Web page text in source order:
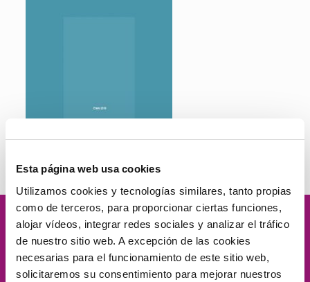
Esta página web usa cookies
Utilizamos cookies y tecnologías similares, tanto propias
como de terceros, para proporcionar ciertas funciones,
alojar vídeos, integrar redes sociales y analizar el tráfico
de nuestro sitio web. A excepción de las cookies
necesarias para el funcionamiento de este sitio web,
solicitaremos su consentimiento para mejorar nuestros
Velamos porla dignidadde las
personas, elcompromiso social, la